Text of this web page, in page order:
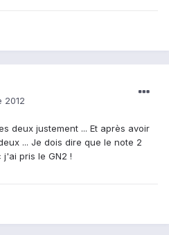
2012
deux justement ... Et après avoir
... Je dois dire que le note 2
pris le GN2 !